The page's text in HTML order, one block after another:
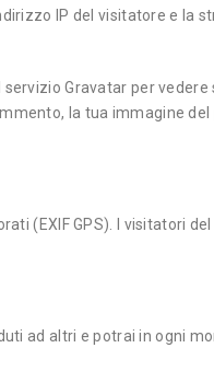
IP del visitatore e la
Gravatar per vedere
la tua immagine del
(EXIF GPS). I visitatori
ad altri e potrai in ogni